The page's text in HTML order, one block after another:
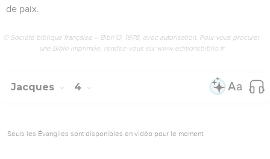
de paix.
© Société biblique française – Bibli’O, 1978, avec autorisation. Pour vous procurer
une Bible imprimée, rendez-vous sur www.editionsbiblio.fr
Jacques 4
Seuls les Évangiles sont disponibles en vidéo pour le moment.